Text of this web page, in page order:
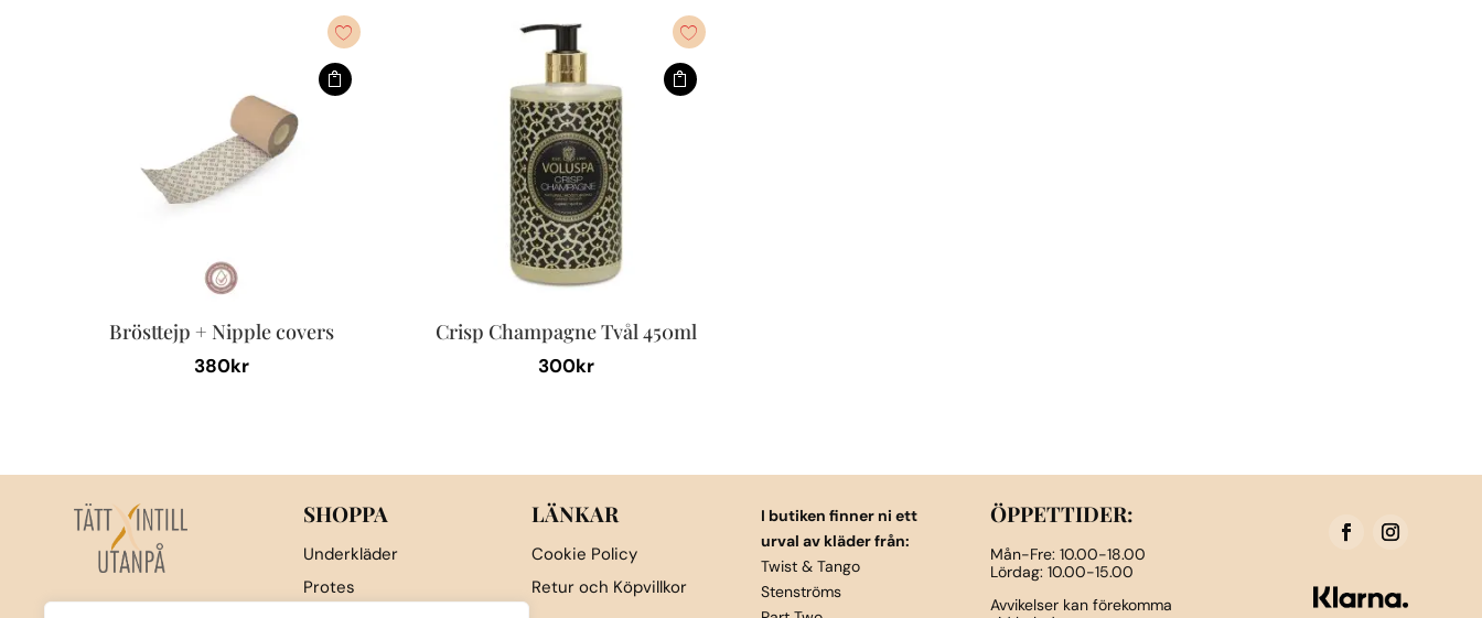
Brösttejp + Nipple covers
380kr
Crisp Champagne Tvål 450ml
300kr
SHOPPA
Underkläder
Protes
LÄNKAR
Cookie Policy
Retur och Köpvillkor
I butiken finner ni ett
urval av kläder från:
Twist & Tango
Stenströms
ÖPPETTIDER:
Mån-Fre: 10.00-18.00
Lördag: 10.00-15.00
Avvikelser kan förekomma